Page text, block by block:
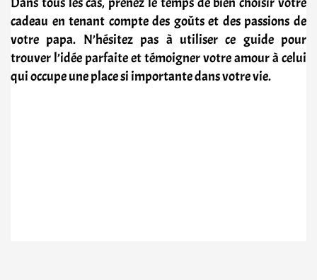
cadeau en tenant compte des goûts et des passions de
votre papa. N’hésitez pas à utiliser ce guide pour
trouver l’idée parfaite et témoigner votre amour à celui
qui occupe une place si importante dans votre vie.